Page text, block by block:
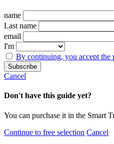
name
Last name
email
I'm
By continuing, you accept the
Cancel
Don't have this guide yet?
You can purchase it in the Smart
Continue to free selection Cancel